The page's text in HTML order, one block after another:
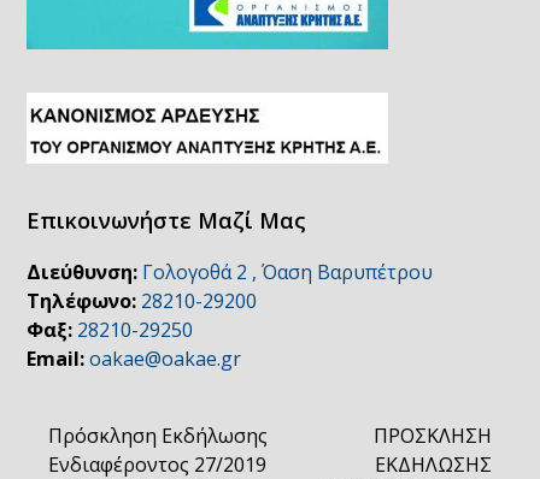
Επικοινωνήστε Μαζί Μας
Διεύθυνση: Γολογοθά 2 , Όαση Βαρυπέτρου
Τηλέφωνο: 28210-29200
Φαξ: 28210-29250
Email: oakae@oakae.gr
Πρόσκληση Εκδήλωσης
Ενδιαφέροντος 27/2019
ΠΡΟΣΚΛΗΣΗ
ΕΚΔΗΛΩΣΗΣ